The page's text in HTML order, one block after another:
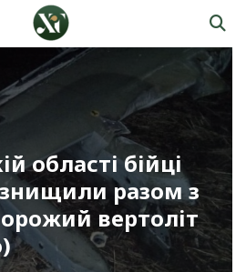
області бійці
разом з
вертоліт